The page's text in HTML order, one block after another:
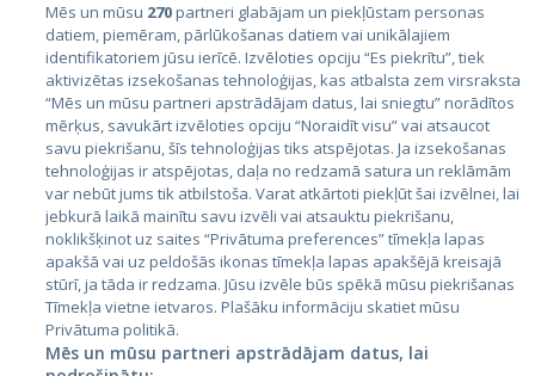
Страны
Эстония
Латвия
Литва
Mēs un mūsu 270partneri glabājam un piekļūstam personas
datiem, piemēram, pārlūkošanas datiem vai unikālajiem
identifikatoriem jūsu ierīcē. Izvēloties opciju “Es piekrītu”, tiek
aktivizētas izsekošanas tehnoloģijas, kas atbalsta zem virsraksta
“Mēs un mūsu partneri apstrādājam datus, lai sniegtu” norādītos
mērķus, savukārt izvēloties opciju “Noraidīt visu” vai atsaucot
savu piekrišanu, šīs tehnoloģijas tiks atspējotas. Ja izsekošanas
tehnoloģijas ir atspējotas, daļa no redzamā satura un reklāmām
var nebūt jums tik atbilstoša. Varat atkārtoti piekļūt šai izvēlnei, lai
jebkurā laikā mainītu savu izvēli vai atsauktu piekrišanu,
noklikšķinot uz saites “Privātuma preferences” tīmekļa lapas
apakšā vai uz peldošās ikonas tīmekļa lapas apakšējā kreisajā
stūrī, ja tāda ir redzama. Jūsu izvēle būs spēkā mūsu piekrišanas
Tīmekļa vietne ietvaros. Plašāku informāciju skatiet mūsu
Privātuma politikā.
Mēs un mūsu partneri apstrādājam datus, lai